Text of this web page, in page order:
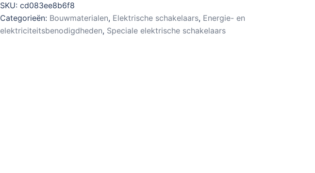
SKU: cd083ee8b6f8
Categorieën: Bouwmaterialen, Elektrische schakelaars, Energie- en
elektriciteitsbenodigdheden, Speciale elektrische schakelaars